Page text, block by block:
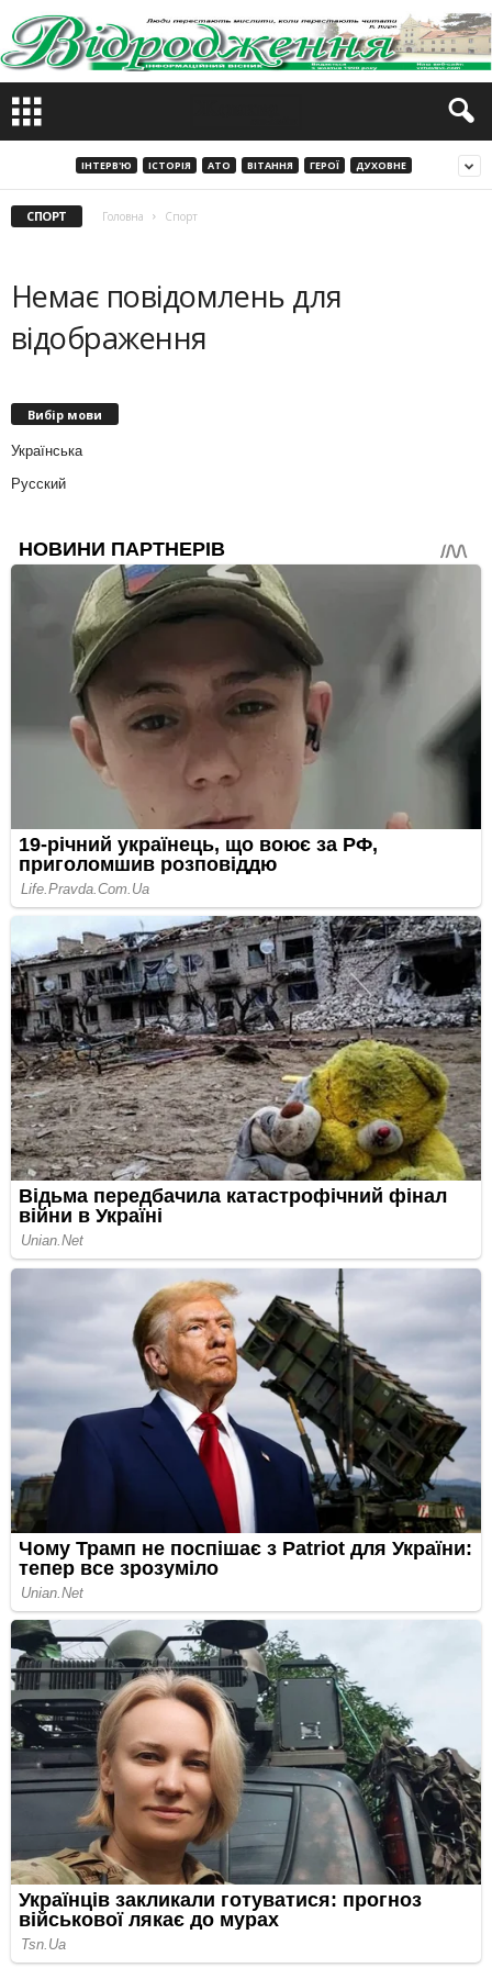
ІНТЕРВ'Ю ІСТОРІЯ АТО ВІТАННЯ ГЕРОЇ ДУХОВНЕ
СПОРТ Головна Спорт
Немає повідомлень для
відображення
Вибір мови
Українська
Русский